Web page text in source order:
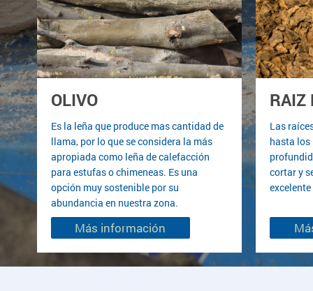
OLIVO
Es la leña que produce mas cantidad de
llama, por lo que se considera la más
apropiada como leña de calefacción
para estufas o chimeneas. Es una
opción muy sostenible por su
abundancia en nuestra zona.
Más información
RAIZ
Las
hasta los
cortar y